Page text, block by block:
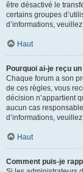
être désactivé le
certains groupes
d’informations,
Haut
Pourquoi ai-je reçu
Chaque forum a son
de ces règles, vous
décision n’appartient
aucun cas
d’informations,
Haut
Comment puis-je